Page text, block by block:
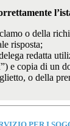
o della
risposta;
redatta
e copia di un
o della